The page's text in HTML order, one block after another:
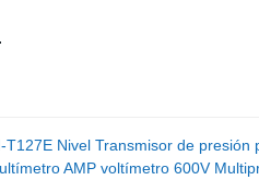
T127E Nivel Transmisor de
AMP voltímetro 600V